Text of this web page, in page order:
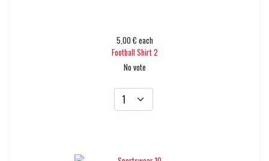
5,00 € each
Football Shirt 2
No vote